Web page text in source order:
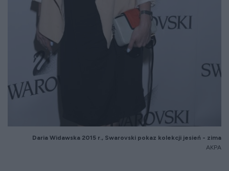
Daria Widawska 2015 r., Swarovski pokaz kolekcji jesień - zima
AKPA